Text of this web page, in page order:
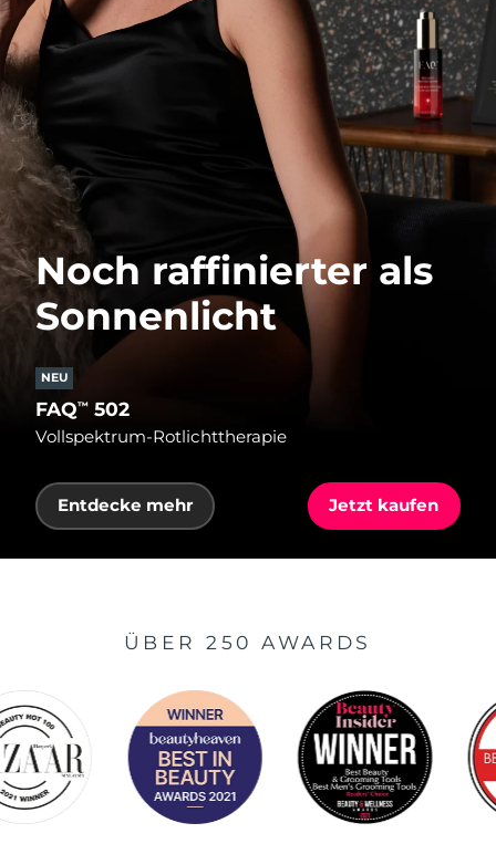
Noch raffinierter als
Sonnenlicht
NEU
FAQ™ 502
Vollspektrum-Rotlichttherapie
Entdecke mehr Jetzt kaufen
ÜBER 250 AWARDS